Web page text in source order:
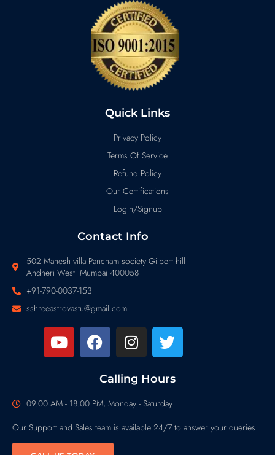
Quick Links
Privacy Policy
Terms Of Service
Refund Policy
Our Certifications
Login/Signup
Contact Info
502 Mahesh villa Pancham society Gilbert hill
Andheri West Mumbai 400058
+91-790-0037-153
sshreeastrovastu@gmail.com
Calling Hours
09.00 AM - 18.00 PM, Monday - Saturday
Our Support and Sales team is available 24/7 to answer your queries